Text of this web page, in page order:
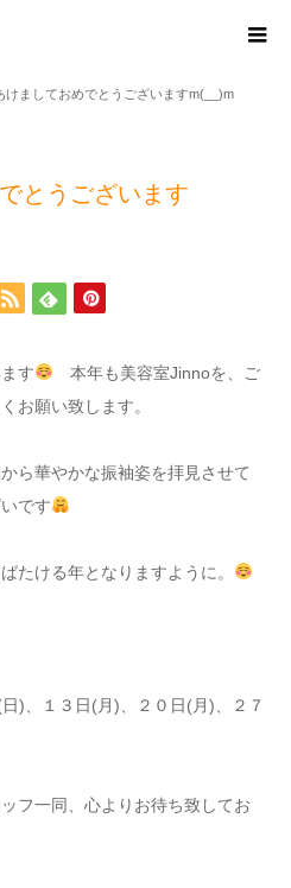
けましておめでとうございますm(__)m
とうございます
す
本年も美容室Jinnoを、ご
お願い致します。
ら華やかな振袖姿を拝見させて
です
たける年となりますように。
)、１３日(月)、２０日(月)、２７
フ一同、心よりお待ち致してお